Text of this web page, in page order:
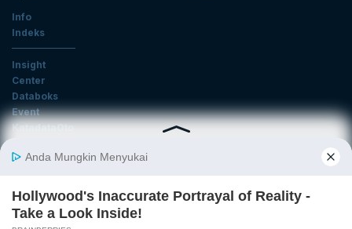
Info
Indeks
Insight
Center
Databoks
Event
KatadataOto
Email
Daftar